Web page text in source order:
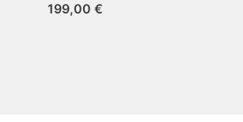
199,00 €